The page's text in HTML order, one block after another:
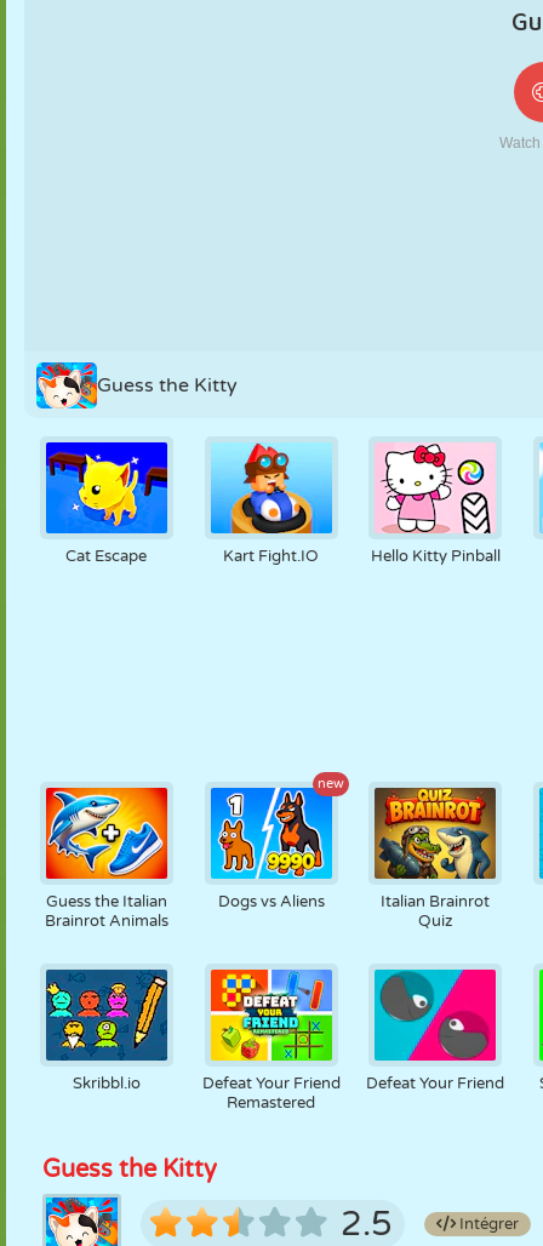
ROBOT
Guess the Kitty
Cat Escape Kart Fight.IO
Hello Kitty Pinball
Guess the Italian
Brainrot Animals
new
Dogs vs Aliens
Italian Brainrot
Quiz
Skribbl.io
Defeat Your Friend
Remastered
Defeat Your Friend
Guess the Kitty
2.5 Intégrer